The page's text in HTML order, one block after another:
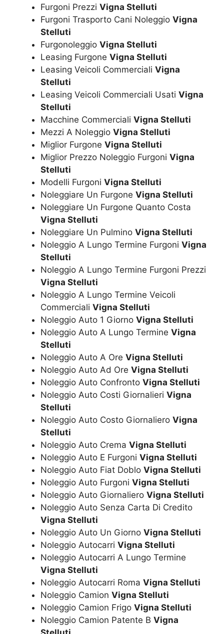
Furgoni Prezzi Vigna Stelluti
Furgoni Trasporto Cani Noleggio Vigna
Stelluti
Furgonoleggio Vigna Stelluti
Leasing Furgone Vigna Stelluti
Leasing Veicoli Commerciali Vigna
Stelluti
Leasing Veicoli Commerciali Usati Vigna
Stelluti
Macchine Commerciali Vigna Stelluti
Mezzi A Noleggio Vigna Stelluti
Miglior Furgone Vigna Stelluti
Miglior Prezzo Noleggio Furgoni Vigna
Stelluti
Modelli Furgoni Vigna Stelluti
Noleggiare Un Furgone Vigna Stelluti
Noleggiare Un Furgone Quanto Costa
Vigna Stelluti
Noleggiare Un Pulmino Vigna Stelluti
Noleggio A Lungo Termine Furgoni Vigna
Stelluti
Noleggio A Lungo Termine Furgoni Prezzi
Vigna Stelluti
Noleggio A Lungo Termine Veicoli
Commerciali Vigna Stelluti
Noleggio Auto 1 Giorno Vigna Stelluti
Noleggio Auto A Lungo Termine Vigna
Stelluti
Noleggio Auto A Ore Vigna Stelluti
Noleggio Auto Ad Ore Vigna Stelluti
Noleggio Auto Confronto Vigna Stelluti
Noleggio Auto Costi Giornalieri Vigna
Stelluti
Noleggio Auto Costo Giornaliero Vigna
Stelluti
Noleggio Auto Crema Vigna Stelluti
Noleggio Auto E Furgoni Vigna Stelluti
Noleggio Auto Fiat Doblo Vigna Stelluti
Noleggio Auto Furgoni Vigna Stelluti
Noleggio Auto Giornaliero Vigna Stelluti
Noleggio Auto Senza Carta Di Credito
Vigna Stelluti
Noleggio Auto Un Giorno Vigna Stelluti
Noleggio Autocarri Vigna Stelluti
Noleggio Autocarri A Lungo Termine
Vigna Stelluti
Noleggio Autocarri Roma Vigna Stelluti
Noleggio Camion Vigna Stelluti
Noleggio Camion Frigo Vigna Stelluti
Noleggio Camion Patente B Vigna